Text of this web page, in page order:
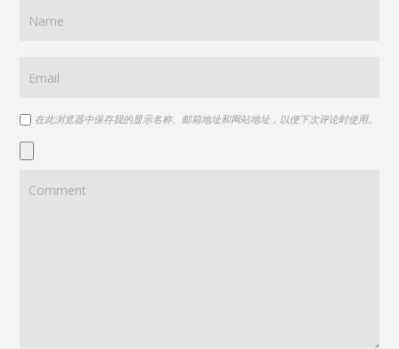
在此浏览器中保存我的显示名称、邮箱地址和网站地址，以便下次评论时使用。